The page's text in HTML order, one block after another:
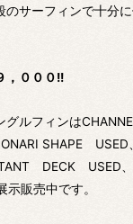
のサーフィンで十分
，０００!!
グルフィンは
SHAPE USED、
DECK USED
販売中です。